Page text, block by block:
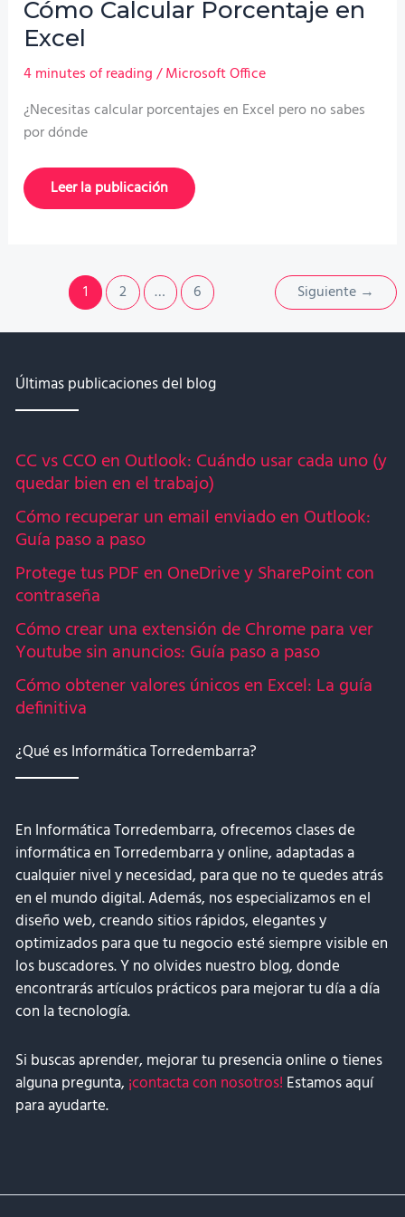
Cómo Calcular Porcentaje en
Excel
4 minutes of reading/Microsoft Office
¿Necesitas calcular porcentajes en Excel pero no sabes
por dónde
Cómo
Calcular
Porcentaje
Leer la publicación
1 2 … 6 Siguiente →
Últimas publicaciones del blog
CC vs CCO en Outlook: Cuándo usar cada uno (y
quedar bien en el trabajo)
Cómo recuperar un email enviado en Outlook:
Guía paso a paso
Protege tus PDF en OneDrive y SharePoint con
contraseña
Cómo crear una extensión de Chrome para ver
Youtube sin anuncios: Guía paso a paso
Cómo obtener valores únicos en Excel: La guía
definitiva
¿Qué es Informática Torredembarra?
En Informática Torredembarra, ofrecemos clases de
informática en Torredembarra y online, adaptadas a
cualquier nivel y necesidad, para que no te quedes atrás
en el mundo digital. Además, nos especializamos en el
diseño web, creando sitios rápidos, elegantes y
optimizados para que tu negocio esté siempre visible en
los buscadores. Y no olvides nuestro blog, donde
encontrarás artículos prácticos para mejorar tu día a día
con la tecnología.
Si buscas aprender, mejorar tu presencia online o tienes
alguna pregunta, ¡contacta con nosotros! Estamos aquí
para ayudarte.